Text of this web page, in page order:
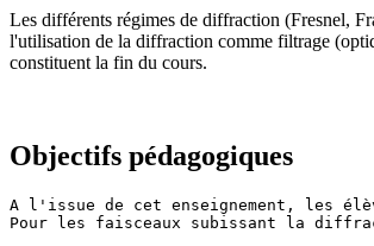
Les différents régimes de diffraction (Fresnel,
l'utilisation de la diffraction comme filtrage
constituent la fin du cours.
Objectifs pédagogiques
A l'issue de cet enseignement, les
Pour les faisceaux subissant la